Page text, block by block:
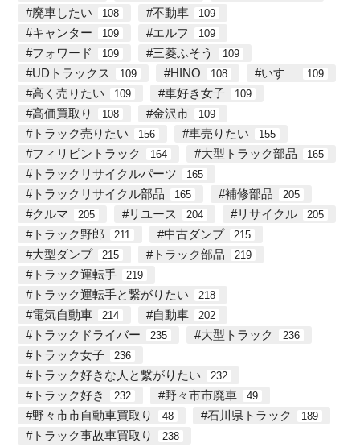
廃車したい 108 不動車 109
キャンター 109 エルフ 109
フォワード 109 三菱ふそう 109
UDトラックス 109 HINO 108 いすゞ 109
高く売りたい 109 車好き女子 109
高価買取り 108 金沢市 109
トラック売りたい 156 車売りたい 155
フィリピントラック 164 大型トラック部品 165
トラックリサイクルパーツ 165
トラックリサイクル部品 165 補修部品 205
クルマ 205 リユース 204 リサイクル 205
トラック野郎 211 中古ダンプ 215
大型ダンプ 215 トラック部品 219
トラック運転手 219
トラック運転手と繋がりたい 218
電気自動車 214 自動車 202
トラックドライバー 235 大型トラック 236
トラック女子 236
トラック好きな人と繋がりたい 232
トラック好き 232 野々市市廃車 49
野々市市自動車買取り 48 石川県トラック 189
トラック事故車買取り 238